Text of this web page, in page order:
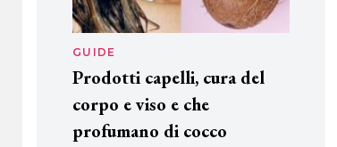
GUIDE
Prodotti capelli, cura del
corpo e viso e che
profumano di cocco